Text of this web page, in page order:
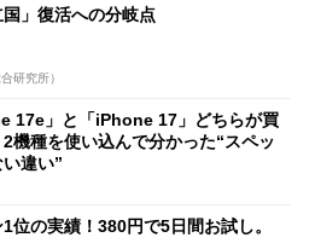
国」復活への分岐点
研究所）
17e」と「iPhone 17」どちらが買
種を使い込んで分かった“スペッ
違い”
位の実績！380円で5日間お試し。